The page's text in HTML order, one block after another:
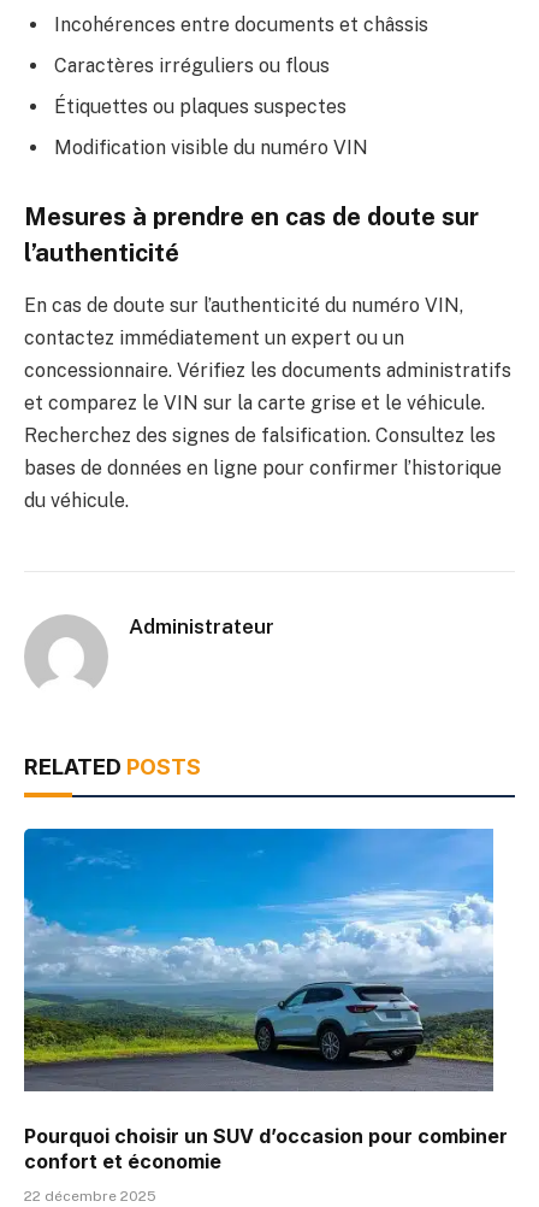
Incohérences entre documents et châssis
Caractères irréguliers ou flous
Étiquettes ou plaques suspectes
Modification visible du numéro VIN
Mesures à prendre en cas de doute sur
l’authenticité
En cas de doute sur l’authenticité du numéro VIN,
contactez immédiatement un expert ou un
concessionnaire. Vérifiez les documents administratifs
et comparez le VIN sur la carte grise et le véhicule.
Recherchez des signes de falsification. Consultez les
bases de données en ligne pour confirmer l’historique
du véhicule.
Administrateur
RELATED POSTS
Pourquoi choisir un SUV d’occasion pour combiner
confort et économie
22 décembre 2025